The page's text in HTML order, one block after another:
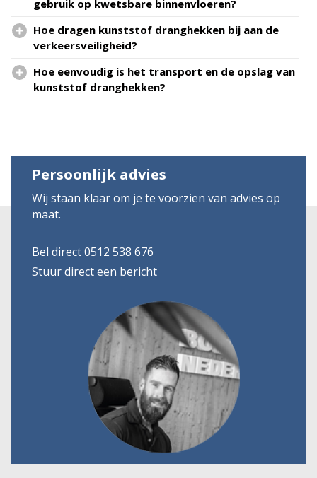
gebruik op kwetsbare binnenvloeren?
Hoe dragen kunststof dranghekken bij aan de
verkeersveiligheid?
Hoe eenvoudig is het transport en de opslag van
kunststof dranghekken?
Persoonlijk advies
Wij staan klaar om je te voorzien van advies op
maat.
Bel direct 0512 538 676
Stuur direct een bericht